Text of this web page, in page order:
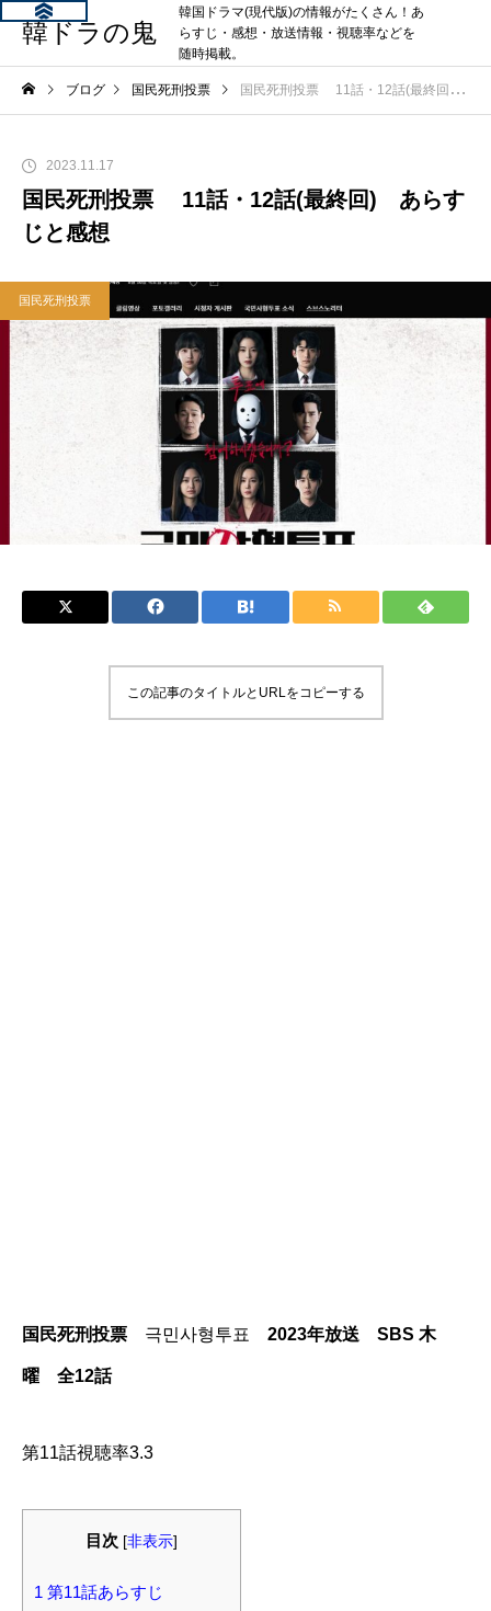
韓ドラの鬼
韓国ドラマ(現代版)の情報がたくさん！あ
らすじ・感想・放送情報・視聴率などを
随時掲載。
ブログ 国民死刑投票 国民死刑投票 11話・12話(最終回) あらすじと感想
2023.11.17
国民死刑投票 11話・12話(最終回) あらす
じと感想
国民死刑投票
この記事のタイトルとURLをコピーする
国民死刑投票 극민사형투표 2023年放送 SBS 木
曜 全12話
第11話視聴率3.3
目次 [非表示]
1 第11話あらすじ